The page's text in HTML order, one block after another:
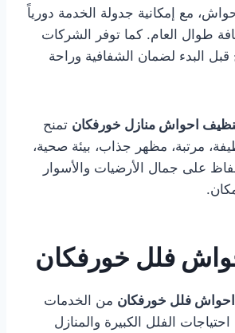
مع إمكانية جدولة الخدمة دورياً
طوال العام. كما توفر الشركات
البدء لضمان الشفافية وراحة
احواش منازل خورفكان تمنح
مرتبة، مظهر جذاب، بيئة صحية،
على جمال الأرضيات والأسوار
فلل خورفكان
فلل خورفكان من الخدمات
احتياجات الفلل الكبيرة والمنازل